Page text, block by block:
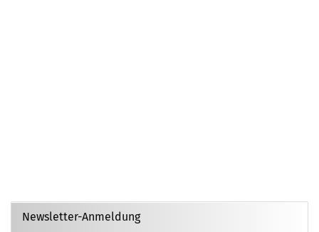
Newsletter-Anmeldung